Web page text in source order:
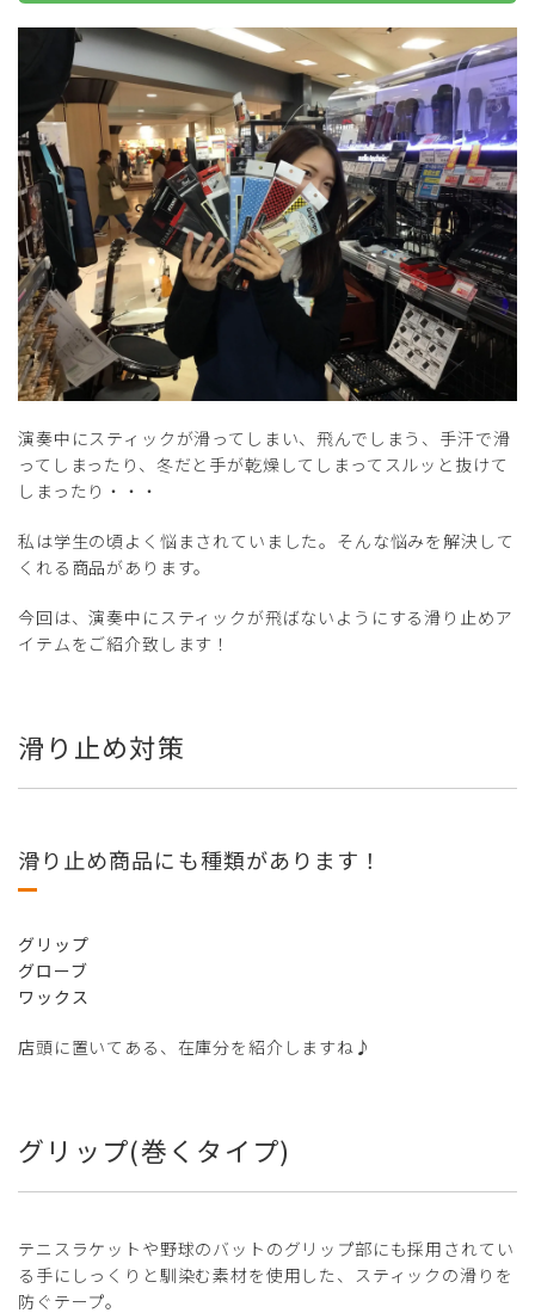
演奏中にスティックが滑ってしまい、飛んでしまう、手汗で滑
ってしまったり、冬だと手が乾燥してしまってスルッと抜けて
しまったり・・・
私は学生の頃よく悩まされていました。そんな悩みを解決して
くれる商品があります。
今回は、演奏中にスティックが飛ばないようにする滑り止めア
イテムをご紹介致します！
滑り止め対策
滑り止め商品にも種類があります！
グリップ
グローブ
ワックス
店頭に置いてある、在庫分を紹介しますね♪
グリップ(巻くタイプ)
テニスラケットや野球のバットのグリップ部にも採用されてい
る手にしっくりと馴染む素材を使用した、スティックの滑りを
防ぐテープ。